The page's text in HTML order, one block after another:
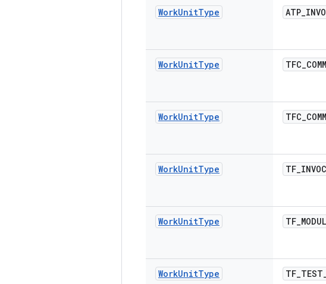
WorkUnitType ATP_
WorkUnitType TFC_
WorkUnitType TFC_
WorkUnitType TF_
WorkUnitType TF_
WorkUnitType TF_TEST